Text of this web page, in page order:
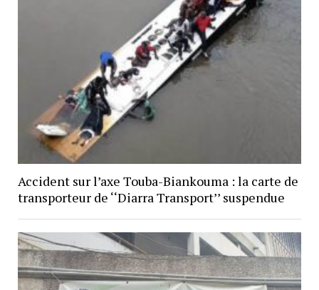
Accident sur l’axe Touba-Biankouma : la carte de
transporteur de ‘‘Diarra Transport’’ suspendue